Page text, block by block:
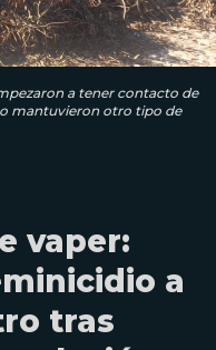
a tener contacto de
mantuvieron otro tipo de
vaper:
a
tras